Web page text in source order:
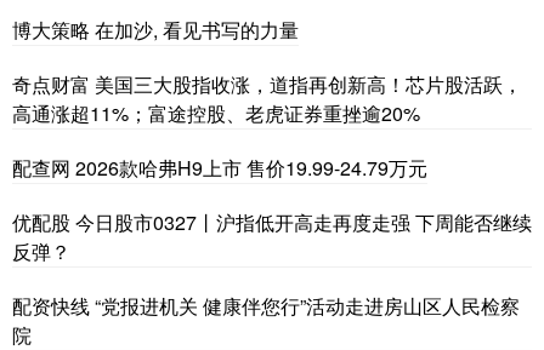
博大策略 在加沙, 看见书写的力量
奇点财富 美国三大股指收涨，道指再创新高！芯片股活跃，
高通涨超11%；富途控股、老虎证券重挫逾20%
配查网 2026款哈弗H9上市 售价19.99-24.79万元
优配股 今日股市0327丨沪指低开高走再度走强 下周能否继续
反弹？
配资快线 “党报进机关 健康伴您行”活动走进房山区人民检察
院